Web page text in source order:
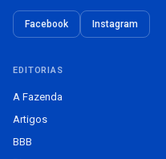
Facebook Instagram
EDITORIAS
A Fazenda
Artigos
BBB